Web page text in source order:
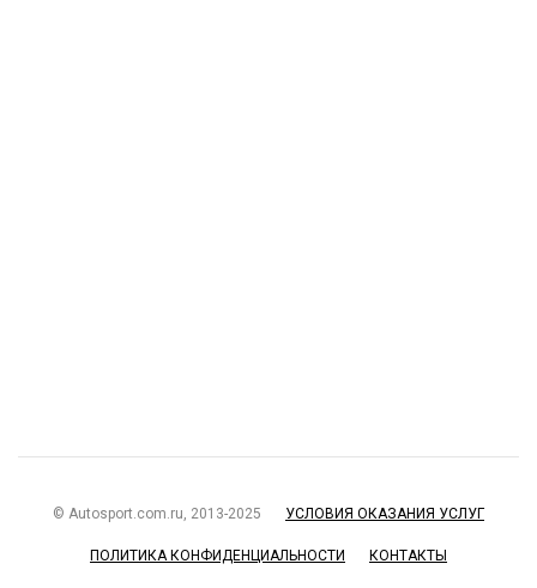
© Autosport.com.ru, 2013-2025 УСЛОВИЯ ОКАЗАНИЯ УСЛУГ
ПОЛИТИКА КОНФИДЕНЦИАЛЬНОСТИ КОНТАКТЫ